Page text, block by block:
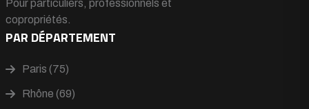
Pour particuliers, professionnels et
copropriétés.
PAR DÉPARTEMENT
Paris (75)
Rhône (69)